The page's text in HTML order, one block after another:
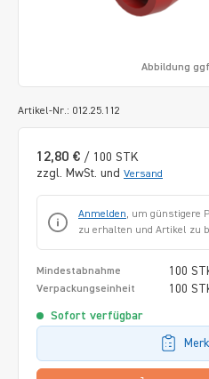
Artikel-Nr.: 012.25.112
Abbildung
12,80 € / 100 STK
zzgl. MwSt. und Versand
Anmelden, um günstigere
zu erhalten und Artikel zu
Mindestabnahme 100
Verpackungseinheit 100
Sofort verfügbar